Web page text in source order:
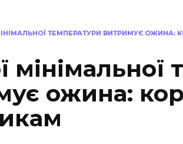
ТЕМПЕРАТУРИ ВИТРИМУЄ ОЖИНА:
мінімальної
ожина: